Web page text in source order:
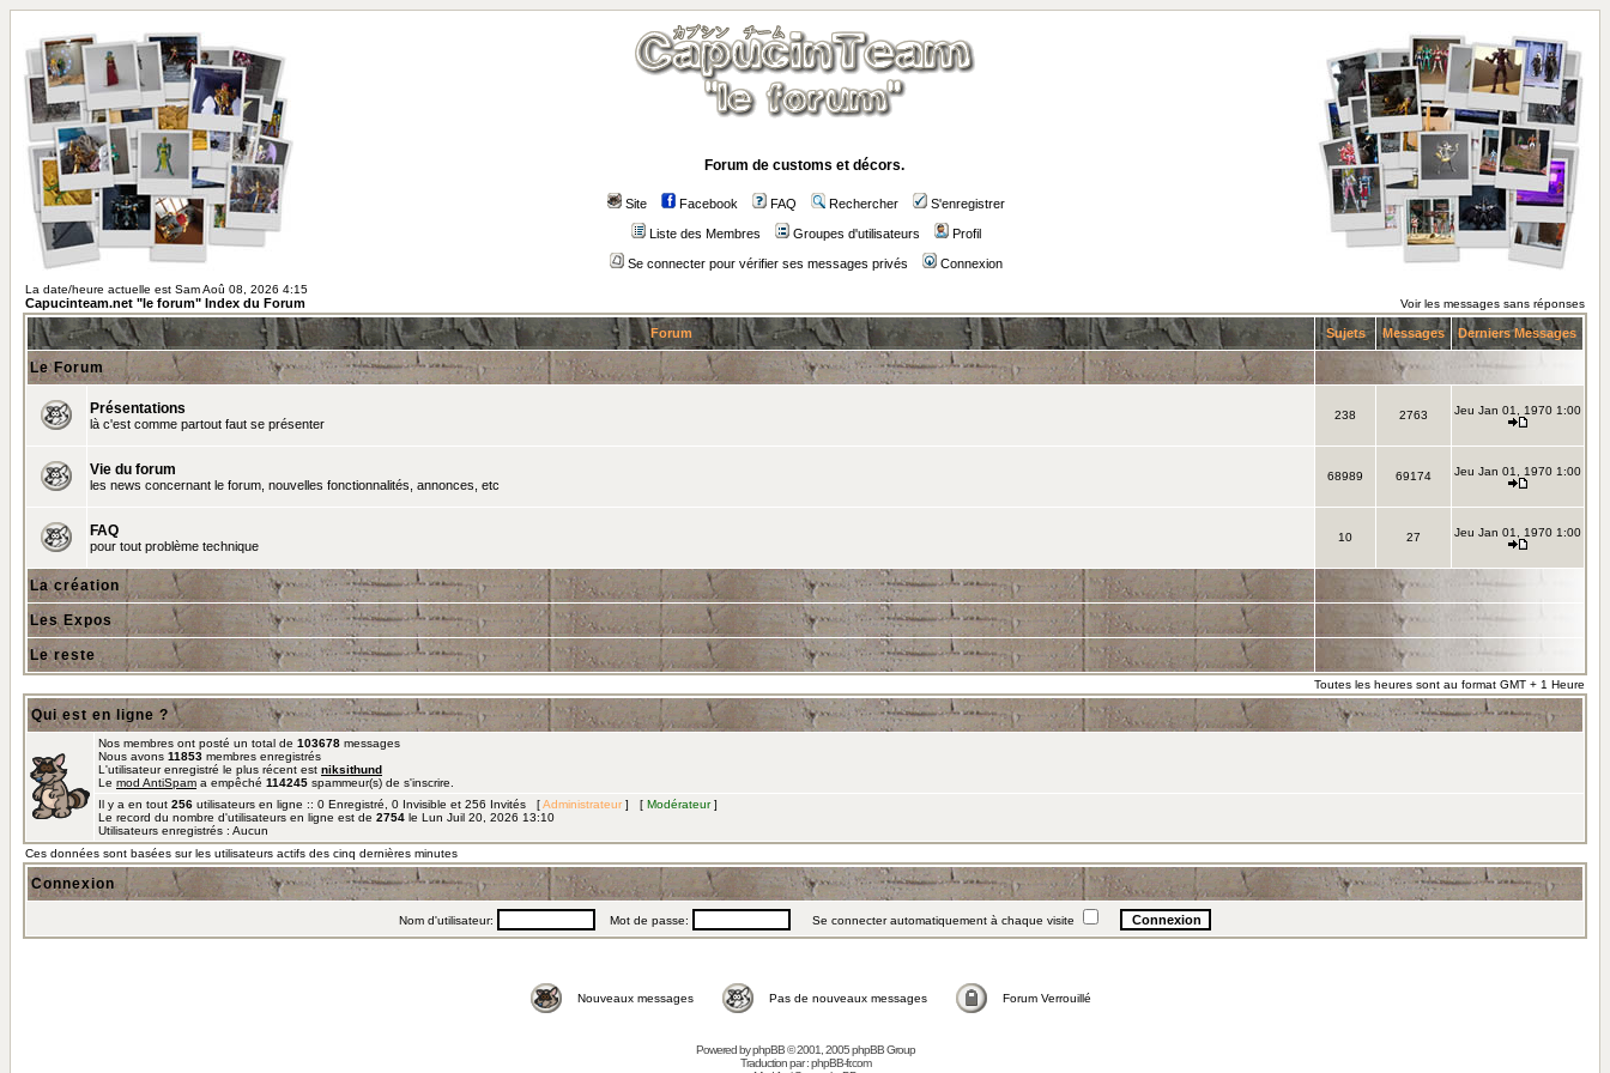
Forum de customs et décors.
Site Facebook FAQ Rechercher S'enregistrer
Liste des Membres Groupes d'utilisateurs Profil
Se connecter pour vérifier ses messages privés Connexion
La date/heure actuelle est Sam Aoû 08, 2026 4:15
Capucinteam.net "le forum" Index du Forum Voir les messages sans réponses
Forum Sujets Messages Derniers Messages
Le Forum
Présentations
là c'est comme partout faut se présenter
238 2763 Jeu Jan 01, 1970 1:00
Vie du forum
les news concernant le forum, nouvelles fonctionnalités, annonces, etc
68989 69174 Jeu Jan 01, 1970 1:00
FAQ
pour tout problème technique
10 27 Jeu Jan 01, 1970 1:00
La création
Les Expos
Le reste
Toutes les heures sont au format GMT + 1 Heure
Qui est en ligne ?
Nos membres ont posté un total de 103678 messages
Nous avons 11853 membres enregistrés
L'utilisateur enregistré le plus récent est niksithund
Le mod AntiSpam a empêché 114245 spammeur(s) de s'inscrire.
Il y a en tout 256 utilisateurs en ligne :: 0 Enregistré, 0 Invisible et 256 Invités [Administrateur ] [ Modérateur]
Le record du nombre d'utilisateurs en ligne est de 2754 le Lun Juil 20, 2026 13:10
Utilisateurs enregistrés : Aucun
Ces données sont basées sur les utilisateurs actifs des cinq dernières minutes
Connexion
Nom d'utilisateur: Mot de passe: Se connecter automatiquement à chaque visite
Nouveaux messages Pas de nouveaux messages Forum Verrouillé
Powered byphpBB© 2001, 2005 phpBB Group
Traduction par :phpBB-fr.com